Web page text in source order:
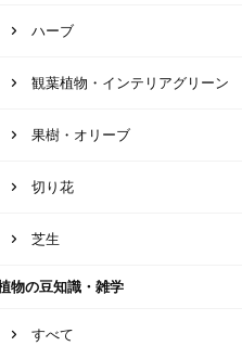
ハーブ
観葉植物・インテリアグリーン
果樹・オリーブ
切り花
芝生
物の豆知識・雑学
すべて